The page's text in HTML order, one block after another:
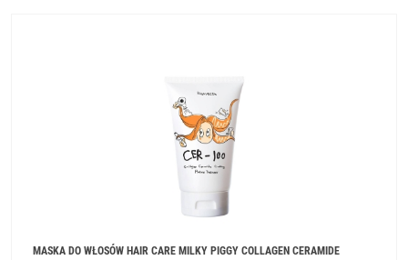
MASKA DO WŁOSÓW HAIR CARE MILKY PIGGY COLLAGEN CERAMIDE